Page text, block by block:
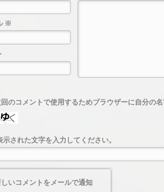
※
回のコメントで使用するためブラウザーに自分の
示された文字を入力してください。
いコメントをメールで通知